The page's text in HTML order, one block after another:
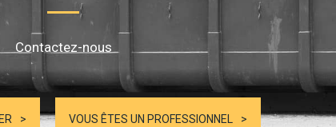
Contactez-nous
VOUS ÊTES UN PROFESSIONNEL